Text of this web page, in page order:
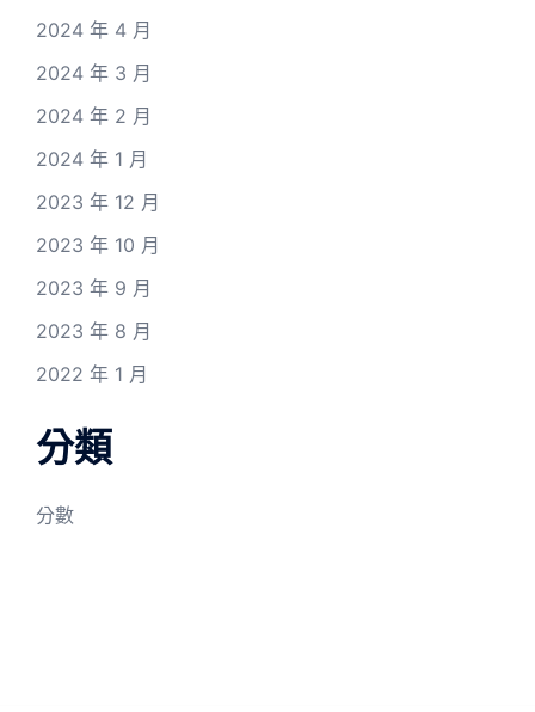
2024 年 4 月
2024 年 3 月
2024 年 2 月
2024 年 1 月
2023 年 12 月
2023 年 10 月
2023 年 9 月
2023 年 8 月
2022 年 1 月
分類
分數